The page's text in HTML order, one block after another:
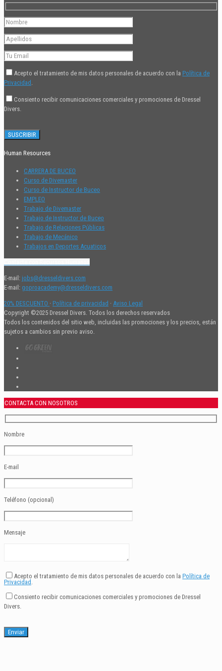
Acepto el tratamiento de mis datos personales de acuerdo con la Política de
Privacidad
Consiento recibir comunicaciones comerciales y promociones de Dressel
Divers.
Human Resources
CARRERA DE BUCEO
Curso de Divemaster
Curso de Instructor de Buceo
EMPLEO
Trabajo de Divemaster
Trabajo de Instructor de Buceo
Trabajo de Relaciones Públicas
Trabajo de Mecánico
Trabajos en Deportes Acuaticos
E-mail: jobs@dresseldivers.com
E-mail: goproacademy@dresseldivers.com
20% DESCUENTO · Política de privacidad · Aviso Legal
Copyright ©2025 Dressel Divers. Todos los derechos reservados
Todos los contenidos del sitio web, incluidas las promociones y los precios, están
sujetos a cambios sin previo aviso.
CONTACTA CON NOSOTROS
Nombre
E-mail
Teléfono (opcional)
Mensaje
Acepto el tratamiento de mis datos personales de acuerdo con la Política de
Privacidad
Consiento recibir comunicaciones comerciales y promociones de Dressel
Divers.